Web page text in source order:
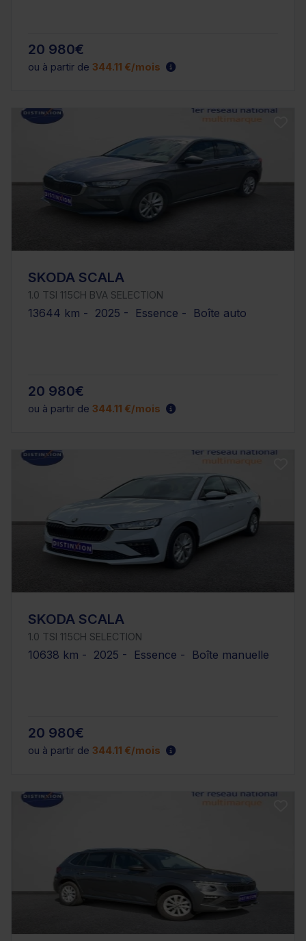
20 980€
ou à partir de 344.11 €/mois
SKODA SCALA
1.0 TSI 115CH BVA SELECTION
13644 km - 2025 - Essence - Boîte auto
20 980€
ou à partir de 344.11 €/mois
SKODA SCALA
1.0 TSI 115CH SELECTION
10638 km - 2025 - Essence - Boîte manuelle
20 980€
ou à partir de 344.11 €/mois